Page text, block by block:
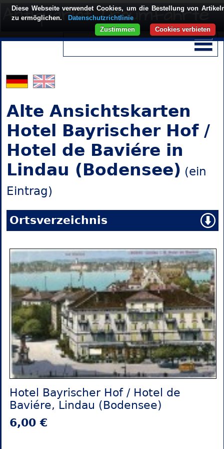
Alte Ansichtskarten
Hotel Bayrischer Hof /
Hotel de Baviére in
Lindau (Bodensee) (ein
Eintrag)
Ortsverzeichnis
Hotel Bayrischer Hof / Hotel de
Baviére, Lindau (Bodensee)
6,00 €
Diese Webseite verwendet Cookies, um die Bestellung von
zu ermöglichen.
Datenschutzrichtlinie
Cookies verbieten
Zustimmen